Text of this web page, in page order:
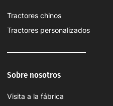
Tractores chinos
Tractores personalizados
Sobre nosotros
Visita a la fábrica